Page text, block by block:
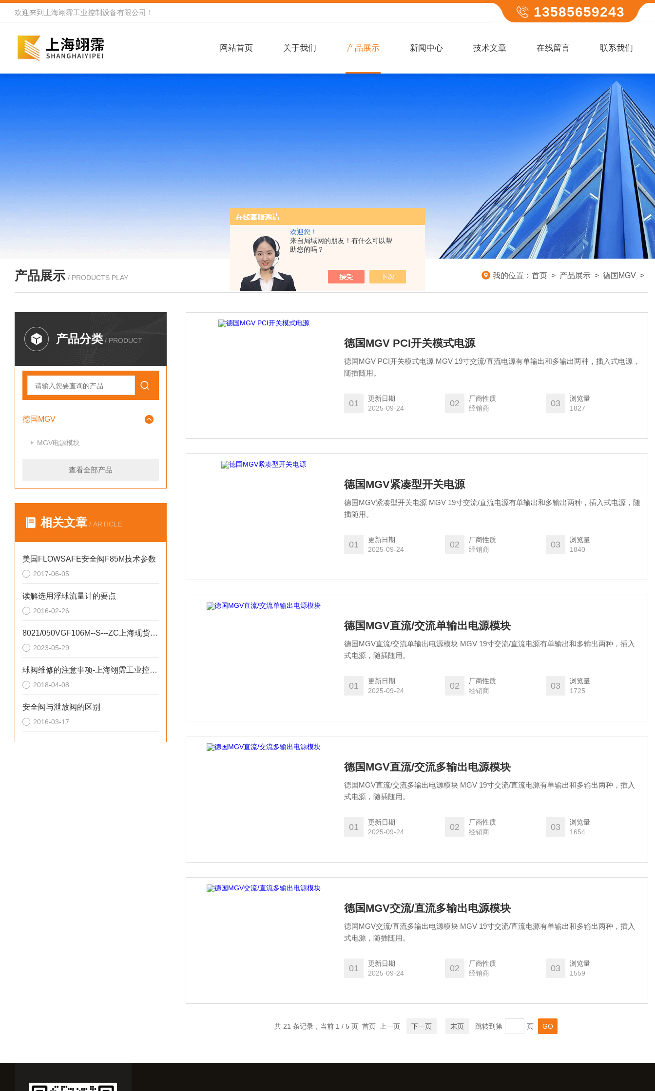
欢迎您！
来自局域网的朋友！有什么可以帮
助您的吗？
欢迎来到 上海翊霈工业控制设备有限公司 ！ 13585659243
网站首页 关于我们 产品展示 新闻中心 技术文章 在线留言 联系我们
产品展示 / PRODUCTS PLAY 我的位置： 首页 > 产品展示 > 德国MGV >
产品分类 / PRODUCT
德国MGV
MGV电源模块
查看全部产品
相关文章 / ARTICLE
美国FLOWSAFE安全阀F85M技术参数
2017-06-05
读解选用浮球流量计的要点
2016-02-26
8021/050VGF106M--S---ZC上海现货舒伯特
2023-05-29
球阀维修的注意事项-上海翊霈工业控制设备有限公司
2018-04-08
安全阀与泄放阀的区别
2016-03-17
德国MGV PCI开关模式电源
德国MGV PCI开关模式电源 MGV 19寸交流/直流电源有单输出和多输出两种，插入式电源，
随插随用。
01
更新日期
2025-09-24
02
厂商性质
经销商
03
浏览量
1827
德国MGV紧凑型开关电源
德国MGV紧凑型开关电源 MGV 19寸交流/直流电源有单输出和多输出两种，插入式电源，随
插随用。
01
更新日期
2025-09-24
02
厂商性质
经销商
03
浏览量
1840
德国MGV直流/交流单输出电源模块
德国MGV直流/交流单输出电源模块 MGV 19寸交流/直流电源有单输出和多输出两种，插入
式电源，随插随用。
01
更新日期
2025-09-24
02
厂商性质
经销商
03
浏览量
1725
德国MGV直流/交流多输出电源模块
德国MGV直流/交流多输出电源模块 MGV 19寸交流/直流电源有单输出和多输出两种，插入
式电源，随插随用。
01
更新日期
2025-09-24
02
厂商性质
经销商
03
浏览量
1654
德国MGV交流/直流多输出电源模块
德国MGV交流/直流多输出电源模块 MGV 19寸交流/直流电源有单输出和多输出两种，插入
式电源，随插随用。
01
更新日期
2025-09-24
02
厂商性质
经销商
03
浏览量
1559
共 21 条记录，当前 1 / 5 页 首页 上一页 下一页 末页 跳转到第 页